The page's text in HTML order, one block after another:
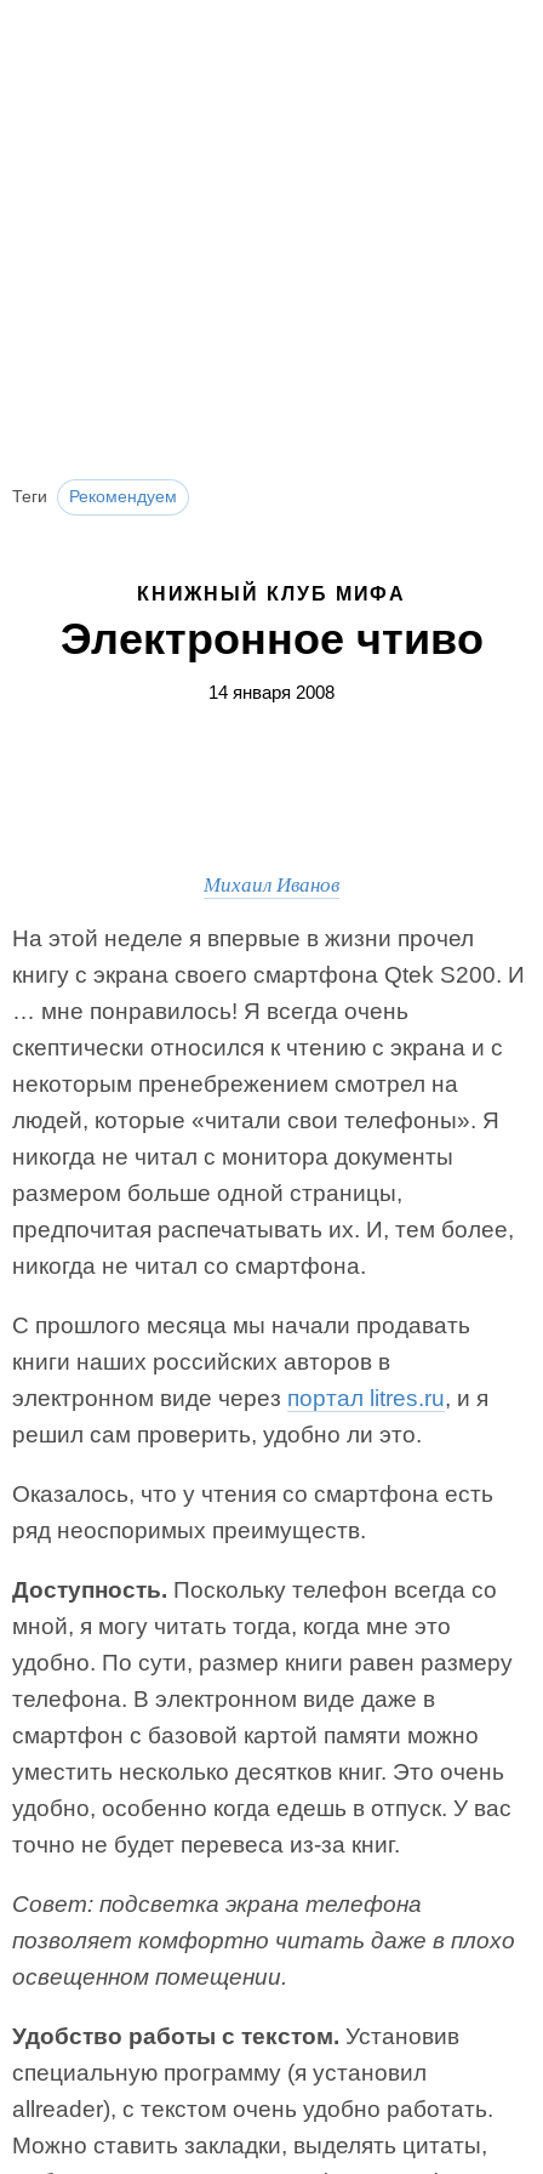
Теги Рекомендуем
КНИЖНЫЙ КЛУБ МИФА
Электронное чтиво
14 января 2008
Михаил Иванов
На этой неделе я впервые в жизни прочел
книгу с экрана своего смартфона Qtek S200. И
… мне понравилось! Я всегда очень
скептически относился к чтению с экрана и с
некоторым пренебрежением смотрел на
людей, которые «читали свои телефоны». Я
никогда не читал с монитора документы
размером больше одной страницы,
предпочитая распечатывать их. И, тем более,
никогда не читал со смартфона.
С прошлого месяца мы начали продавать
книги наших российских авторов в
электронном виде через портал litres.ru, и я
решил сам проверить, удобно ли это.
Оказалось, что у чтения со смартфона есть
ряд неоспоримых преимуществ.
Доступность. Поскольку телефон всегда со
мной, я могу читать тогда, когда мне это
удобно. По сути, размер книги равен размеру
телефона. В электронном виде даже в
смартфон с базовой картой памяти можно
уместить несколько десятков книг. Это очень
удобно, особенно когда едешь в отпуск. У вас
точно не будет перевеса из-за книг.
Совет: подсветка экрана телефона
позволяет комфортно читать даже в плохо
освещенном помещении.
Удобство работы с текстом. Установив
специальную программу (я установил
allreader), с текстом очень удобно работать.
Можно ставить закладки, выделять цитаты,